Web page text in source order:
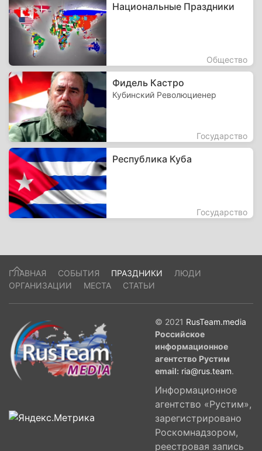
Национальные Праздники
Общество
Фидель Кастро
Кубинский Революциенер
Государство
Республика Куба
Государство
ГЛАВНАЯ СОБЫТИЯ ПРАЗДНИКИ
ЛЮДИ
ОРГАНИЗАЦИИ
МЕСТА СТАТЬИ
© 2021 RusTeam.media
Российское
информационное
агентство Рустим
email: ria@rus.team.
Информационное
агентство «Рустим»,
зарегистрировано
Роскомнадзором,
реестровая запись